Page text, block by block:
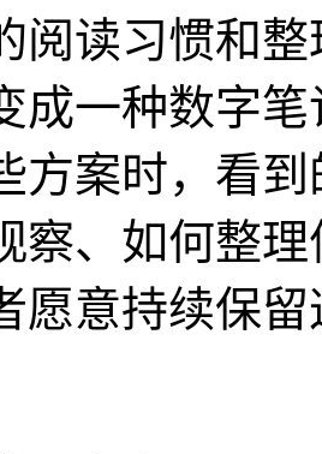
阅读习惯和
成一种数字
方案时，看
察、如何整
愿意持续保